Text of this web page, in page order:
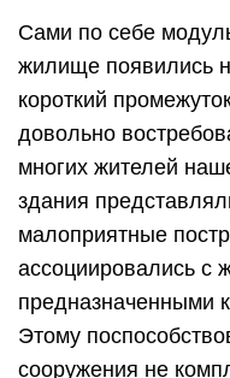
Сами по себе
жилище появились
короткий
довольно
многих жителей
здания
малоприятные
ассоциировались с
предназначенными
Этому
сооружения не